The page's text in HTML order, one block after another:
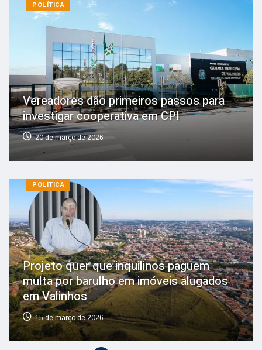
POLÍTICA
Vereadores dão primeiros passos para
investigar cooperativa em CPI
20 de março de 2026
POLÍTICA
Projeto quer que inquilinos paguem
multa por barulho em imóveis alugados
em Valinhos
15 de março de 2026